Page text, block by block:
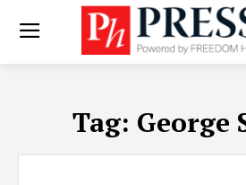
Tag: George